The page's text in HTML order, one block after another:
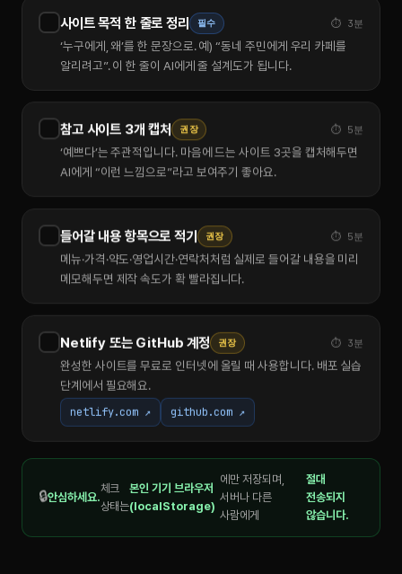
사이트 목적 한 줄로 정리 필수 ⏱ 3분
‘누구에게, 왜’를 한 문장으로. 예) “동네 주민에게 우리 카페를
알리려고”. 이 한 줄이 AI에게 줄 설계도가 됩니다.
참고 사이트 3개 캡처 권장 ⏱ 5분
‘예쁘다’는 주관적입니다. 마음에 드는 사이트 3곳을 캡처해두면
AI에게 “이런 느낌으로”라고 보여주기 좋아요.
들어갈 내용 항목으로 적기 권장 ⏱ 5분
메뉴·가격·약도·영업시간·연락처처럼 실제로 들어갈 내용을 미리
메모해두면 제작 속도가 확 빨라집니다.
Netlify 또는 GitHub 계정 권장 ⏱ 3분
완성한 사이트를 무료로 인터넷에 올릴 때 사용합니다. 배포 실습
단계에서 필요해요.
netlify.com ↗
github.com ↗
🔒안심하세요.
체크
상태는
본인 기기 브라우저
(localStorage)
에만 저장되며,
서버나 다른
사람에게
절대
전송되지
않습니다.